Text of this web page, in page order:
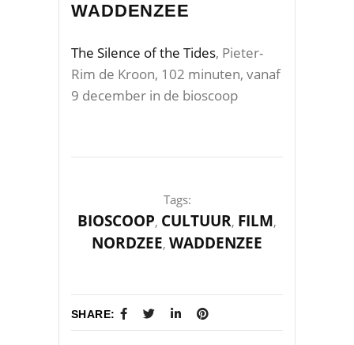
WADDENZEE
The Silence of the Tides, Pieter-
Rim de Kroon, 102 minuten, vanaf
9 december in de bioscoop
Tags:
BIOSCOOP, CULTUUR, FILM,
NORDZEE, WADDENZEE
SHARE: